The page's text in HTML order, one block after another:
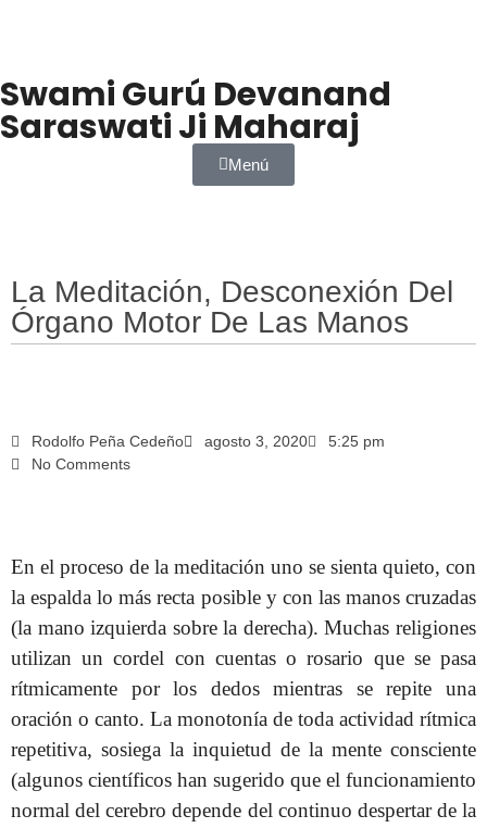
Swami Gurú Devanand
Saraswati Ji Maharaj
Menú
La Meditación, Desconexión Del
Órgano Motor De Las Manos
Rodolfo Peña Cedeño agosto 3, 2020
5:25 pm
No Comments
En el proceso de la meditación uno se sienta quieto, con
la espalda lo más recta posible y con las manos cruzadas
(la mano izquierda sobre la derecha). Muchas religiones
utilizan un cordel con cuentas o rosario que se pasa
rítmicamente por los dedos mientras se repite una
oración o canto. La monotonía de toda actividad rítmica
repetitiva, sosiega la inquietud de la mente consciente
(algunos científicos han sugerido que el funcionamiento
normal del cerebro depende del continuo despertar de la